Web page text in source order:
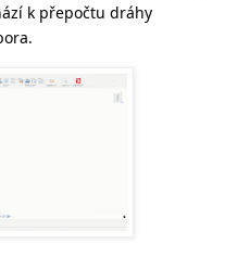
k přepočtu dráhy